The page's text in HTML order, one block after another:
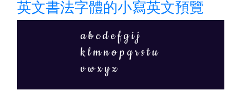
英文書法字體的小寫英文預覽